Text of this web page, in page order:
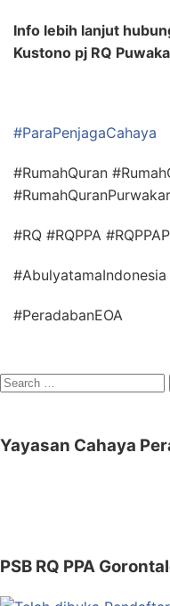
Info lebih lanjut
Kustono pj RQ
#ParaPenjagaCahaya
#RumahQuran
#RQ #RQPPA
#AbulyatamaIndonesia
#PeradabanEOA
Search
Yayasan Cahaya
PSB RQ PPA